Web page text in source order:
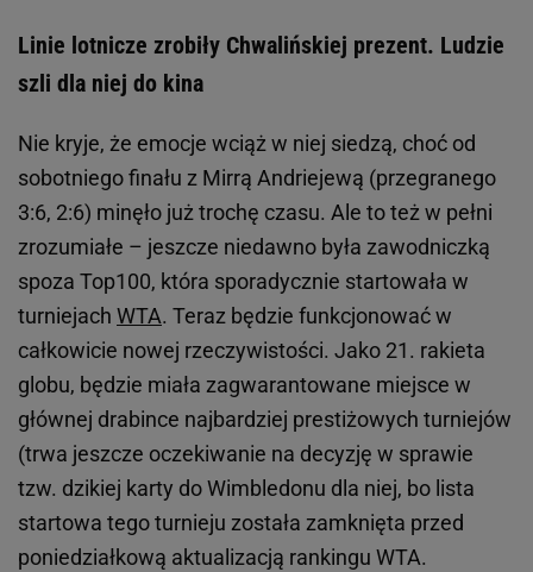
Linie lotnicze zrobiły Chwalińskiej prezent. Ludzie
szli dla niej do kina
Nie kryje, że emocje wciąż w niej siedzą, choć od
sobotniego finału z Mirrą Andriejewą (przegranego
3:6, 2:6) minęło już trochę czasu. Ale to też w pełni
zrozumiałe – jeszcze niedawno była zawodniczką
spoza Top100, która sporadycznie startowała w
turniejach WTA. Teraz będzie funkcjonować w
całkowicie nowej rzeczywistości. Jako 21. rakieta
globu, będzie miała zagwarantowane miejsce w
głównej drabince najbardziej prestiżowych turniejów
(trwa jeszcze oczekiwanie na decyzję w sprawie
tzw. dzikiej karty do Wimbledonu dla niej, bo lista
startowa tego turnieju została zamknięta przed
poniedziałkową aktualizacją rankingu WTA.